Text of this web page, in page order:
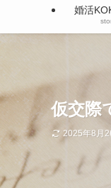
婚活
仮交際
2025年8月